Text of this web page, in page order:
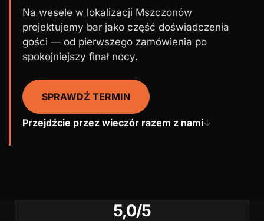
Na wesele w lokalizacji Mszczonów
projektujemy bar jako część doświadczenia
gości — od pierwszego zamówienia po
spokojniejszy finał nocy.
SPRAWDŹ TERMIN
Przejdźcie przez wieczór razem z nami↓
5,0/5